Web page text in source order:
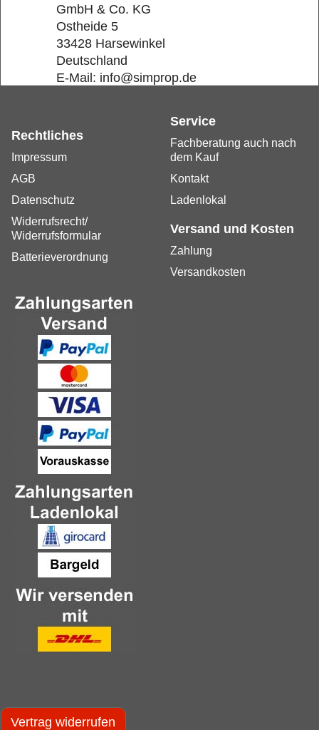
GmbH & Co. KG
Ostheide 5
33428 Harsewinkel
Deutschland
E-Mail: info@simprop.de
Service
Fachberatung auch nach
dem Kauf
Kontakt
Ladenlokal
Rechtliches
Impressum
AGB
Datenschutz
Widerrufsrecht/
Widerrufsformular
Batterieverordnung
Versand und Kosten
Zahlung
Versandkosten
Vertrag widerrufen